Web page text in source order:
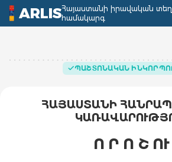
ARLISՀայաստանի իրավական
համակարգ
ՊԱՇՏՈՆԱԿԱՆ
ՀԱՅԱՍՏԱՆԻ
Ո Ր Ո Շ